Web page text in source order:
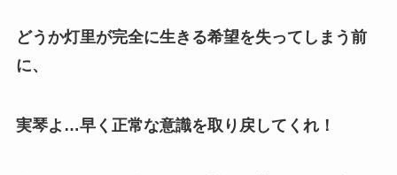
どうか灯里が完全に生きる希望を失ってしまう前
に、
実琴よ…早く正常な意識を取り戻してくれ！